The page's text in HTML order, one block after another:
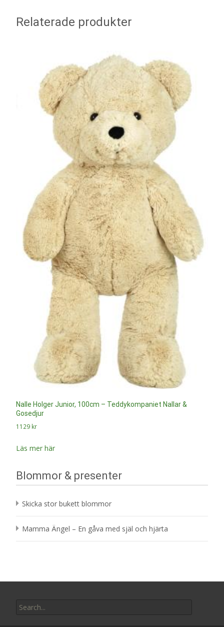
Relaterade produkter
Nalle Holger Junior, 100cm – Teddykompaniet Nallar &
Gosedjur
1129 kr
Läs mer här
Blommor & presenter
Skicka stor bukett blommor
Mamma Ängel – En gåva med själ och hjärta
for: